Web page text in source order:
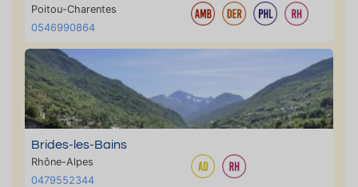
Poitou-Charentes
0546990864
Brides-les-Bains
Rhône-Alpes
0479552344